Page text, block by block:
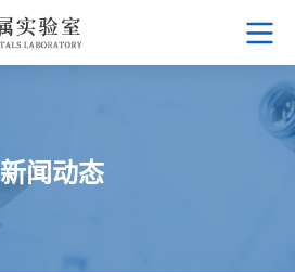
新闻动态